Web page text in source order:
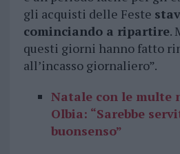
gli acquisti delle Feste
cominciando a ripartire.
questi giorni hanno fatto
all’incasso giornaliero”.
Natale con le multe
Olbia: “Sarebbe
buonsenso”